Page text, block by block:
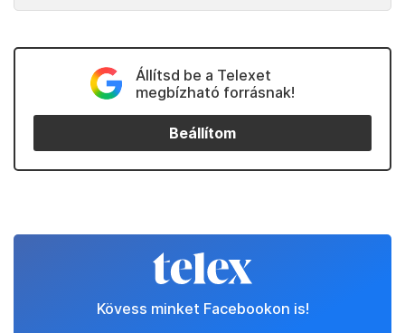
Állítsd be a Telexet
megbízható forrásnak!
Beállítom
Kövess minket Facebookon is!